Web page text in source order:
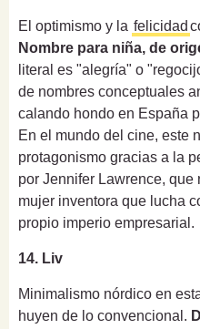
El optimismo y la felicidad
Nombre para niña, de
literal es "alegría" o
de nombres conceptuales
calando hondo en España
En el mundo del cine, este
protagonismo gracias a la
por Jennifer Lawrence,
mujer inventora que lucha
propio imperio empresarial.
14. Liv
Minimalismo nórdico en
huyen de lo convencional.